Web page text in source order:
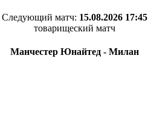
Следующий матч: 15.08.2026 17:45
товарищеский матч
Манчестер Юнайтед - Милан